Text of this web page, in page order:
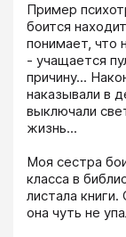
Пример
боится
понимает, что
- учащается
причину...
наказывали в
выключали
жизнь...
Моя сестра
класса в
листала
она чуть не